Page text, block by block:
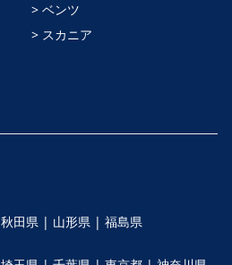
> ベンツ
> スカニア
秋田県 | 山形県 | 福島県